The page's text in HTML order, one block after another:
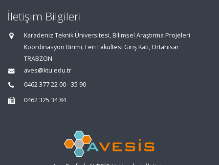
İletişim Bilgileri
Karadeniz Teknik Üniversitesi, Bilimsel Araştırma Projeleri
Koordinasyon Birimi, Fen Fakültesi Giriş Katı, Ortahisar
TRABZON
aves@ktu.edu.tr
0462 377 22 00 - 35 90
0462 325 34 84